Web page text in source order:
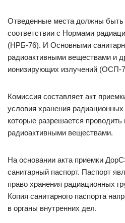
Отведенные места должны быть
соответствии с Нормами
(НРБ-76). И Основными
радиоактивными веществами и
ионизирующих излучений (ОСП-
Комиссия составляет акт
условия хранения радиационных
которые разрешается проводить
радиоактивными веществами.
На основании акта приемки
санитарный паспорт. Паспорт
право хранения радиационных
Копия санитарного паспорта
в органы внутренних дел.